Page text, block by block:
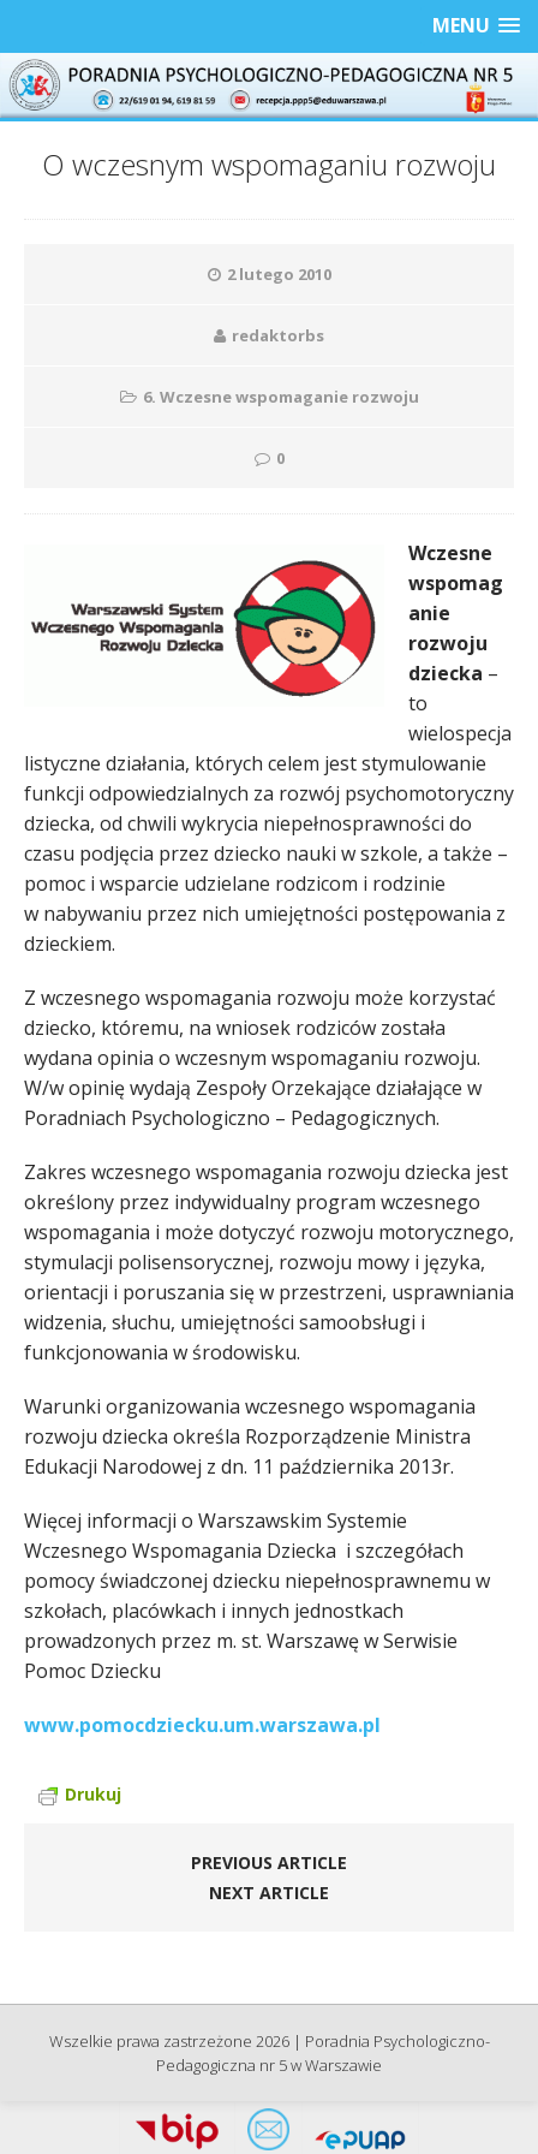
MENU
O wczesnym wspomaganiu rozwoju
2 lutego 2010
redaktorbs
6. Wczesne wspomaganie rozwoju
0
Wczesne
wspomag
anie
rozwoju
dziecka –
to
wielospecja
listyczne działania, których celem jest stymulowanie
funkcji odpowiedzialnych za rozwój psychomotoryczny
dziecka, od chwili wykrycia niepełnosprawności do
czasu podjęcia przez dziecko nauki w szkole, a także –
pomoc i wsparcie udzielane rodzicom i rodzinie
w nabywaniu przez nich umiejętności postępowania z
dzieckiem.
Z wczesnego wspomagania rozwoju może korzystać
dziecko, któremu, na wniosek rodziców została
wydana opinia o wczesnym wspomaganiu rozwoju.
W/w opinię wydają Zespoły Orzekające działające w
Poradniach Psychologiczno – Pedagogicznych.
Zakres wczesnego wspomagania rozwoju dziecka jest
określony przez indywidualny program wczesnego
wspomagania i może dotyczyć rozwoju motorycznego,
stymulacji polisensorycznej, rozwoju mowy i języka,
orientacji i poruszania się w przestrzeni, usprawniania
widzenia, słuchu, umiejętności samoobsługi i
funkcjonowania w środowisku.
Warunki organizowania wczesnego wspomagania
rozwoju dziecka określa Rozporządzenie Ministra
Edukacji Narodowej z dn. 11 października 2013r.
Więcej informacji o Warszawskim Systemie
Wczesnego Wspomagania Dziecka i szczegółach
pomocy świadczonej dziecku niepełnosprawnemu w
szkołach, placówkach i innych jednostkach
prowadzonych przez m. st. Warszawę w Serwisie
Pomoc Dziecku
www.pomocdziecku.um.warszawa.pl
Drukuj
PREVIOUS ARTICLE
NEXT ARTICLE
Wszelkie prawa zastrzeżone 2026 | Poradnia Psychologiczno-
Pedagogiczna nr 5 w Warszawie